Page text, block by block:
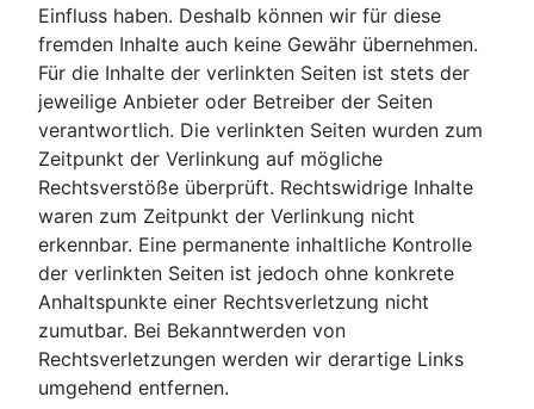
Einfluss haben. Deshalb können wir für diese
fremden Inhalte auch keine Gewähr übernehmen.
Für die Inhalte der verlinkten Seiten ist stets der
jeweilige Anbieter oder Betreiber der Seiten
verantwortlich. Die verlinkten Seiten wurden zum
Zeitpunkt der Verlinkung auf mögliche
Rechtsverstöße überprüft. Rechtswidrige Inhalte
waren zum Zeitpunkt der Verlinkung nicht
erkennbar. Eine permanente inhaltliche Kontrolle
der verlinkten Seiten ist jedoch ohne konkrete
Anhaltspunkte einer Rechtsverletzung nicht
zumutbar. Bei Bekanntwerden von
Rechtsverletzungen werden wir derartige Links
umgehend entfernen.